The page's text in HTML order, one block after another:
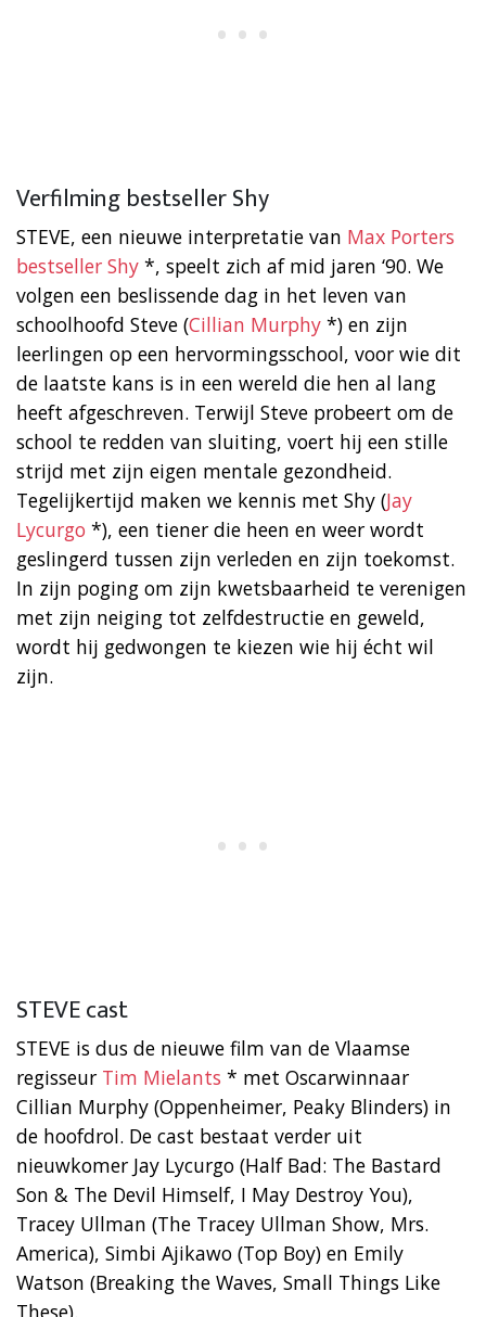
Verfilming bestseller Shy
STEVE, een nieuwe interpretatie van Max Porters
bestseller Shy *, speelt zich af mid jaren ‘90. We
volgen een beslissende dag in het leven van
schoolhoofd Steve (Cillian Murphy *) en zijn
leerlingen op een hervormingsschool, voor wie dit
de laatste kans is in een wereld die hen al lang
heeft afgeschreven. Terwijl Steve probeert om de
school te redden van sluiting, voert hij een stille
strijd met zijn eigen mentale gezondheid.
Tegelijkertijd maken we kennis met Shy (Jay
Lycurgo *), een tiener die heen en weer wordt
geslingerd tussen zijn verleden en zijn toekomst.
In zijn poging om zijn kwetsbaarheid te verenigen
met zijn neiging tot zelfdestructie en geweld,
wordt hij gedwongen te kiezen wie hij écht wil
zijn.
STEVE cast
STEVE is dus de nieuwe film van de Vlaamse
regisseur Tim Mielants * met Oscarwinnaar
Cillian Murphy (Oppenheimer, Peaky Blinders) in
de hoofdrol. De cast bestaat verder uit
nieuwkomer Jay Lycurgo (Half Bad: The Bastard
Son & The Devil Himself, I May Destroy You),
Tracey Ullman (The Tracey Ullman Show, Mrs.
America), Simbi Ajikawo (Top Boy) en Emily
Watson (Breaking the Waves, Small Things Like
These).